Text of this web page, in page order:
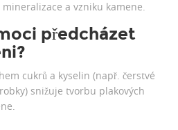
a vzniku kamene.
předcházet
cukrů a kyselin (např. čerstvé
snižuje tvorbu plakových